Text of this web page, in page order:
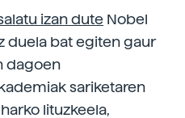
izan dute Nobel
duela bat egiten gaur
dagoen
sariketaren
lituzkeela,